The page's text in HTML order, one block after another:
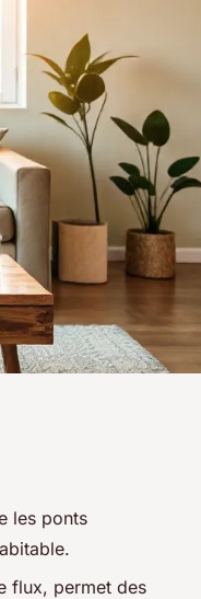
les ponts
flux, permet des